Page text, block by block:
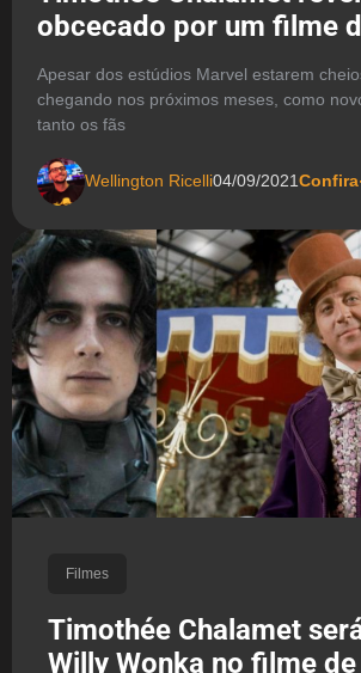
obcecado por um filme
Apesar dos estúdios Marvel estarem
chegando nos próximos meses, como
tanto os fãs
Wellington Ricelli04/09/2021Confira
Filmes
Timothée Chalamet
Willy Wonka no filme